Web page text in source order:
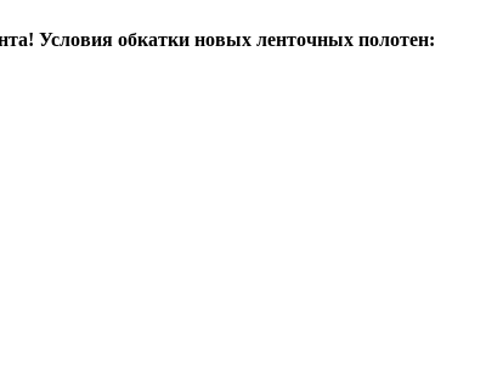
Условия обкатки новых ленточных полотен: